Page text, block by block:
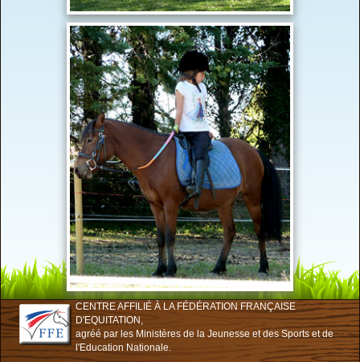
CENTRE AFFILIÉ À LA FÉDÉRATION FRANÇAISE
D'EQUITATION,
agréé par les Ministères de la Jeunesse et des Sports et de
l'Education Nationale.